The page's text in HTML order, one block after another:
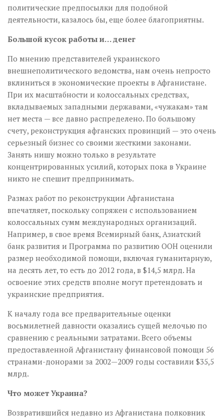
политические предпосылки для подобной
деятельности, казалось бы, еще более благоприятны.
Большой кусок работы и… денег
По мнению представителей украинского
внешнеполитического ведомства, нам очень непросто
вклиниться в экономические проекты в Афганистане.
При их масштабности и колоссальных средствах,
вкладываемых западными державами, «чужакам» там
нет места — все давно распределено. По большому
счету, реконструкция афганских провинций — это очень
серьезный бизнес со своими жесткими законами.
Занять нишу можно только в результате
концентрированных усилий, которых пока в Украине
никто не спешит предпринимать.
Размах работ по реконструкции Афганистана
впечатляет, поскольку сопряжен с использованием
колоссальных сумм международных организаций.
Например, в свое время Всемирный банк, Азиатский
банк развития и Программа по развитию ООН оценили
размер необходимой помощи, включая гуманитарную,
на десять лет, то есть до 2012 года, в $14,5 млрд. На
освоение этих средств вполне могут претендовать и
украинские предприятия.
К началу года все предварительные оценки
восьмилетней давности оказались сущей мелочью по
сравнению с реальными затратами. Всего объемы
предоставленной Афганистану финансовой помощи 56
странами-донорами за 2002—2009 годы составили $35,5
млрд.
Что может Украина?
Возвратившийся недавно из Афганистана полковник